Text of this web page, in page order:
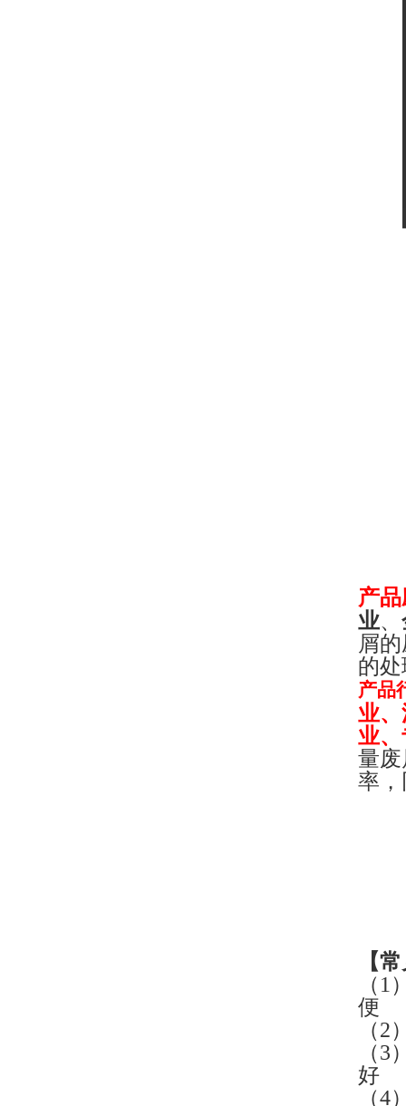
产
业、
屑
的
产品
业
业
量
率
【常
（1
便
（2
（3
好
（4